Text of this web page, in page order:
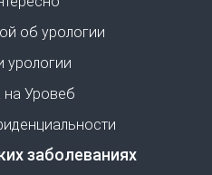
об урологии
урологии
на Уровеб
заболеваниях